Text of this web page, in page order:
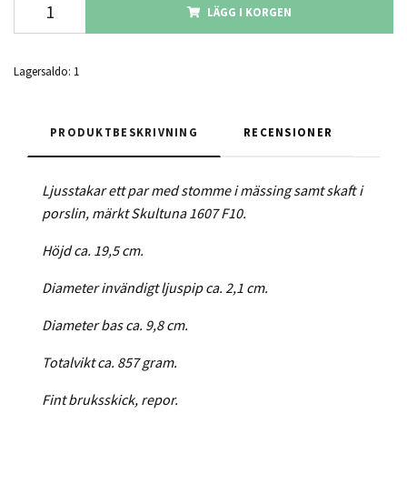
LÄGG I KORGEN
Lagersaldo: 1
PRODUKTBESKRIVNING RECENSIONER
Ljusstakar ett par med stomme i mässing samt skaft i
porslin, märkt Skultuna 1607 F10.
Höjd ca. 19,5 cm.
Diameter invändigt ljuspip ca. 2,1 cm.
Diameter bas ca. 9,8 cm.
Totalvikt ca. 857 gram.
Fint bruksskick, repor.